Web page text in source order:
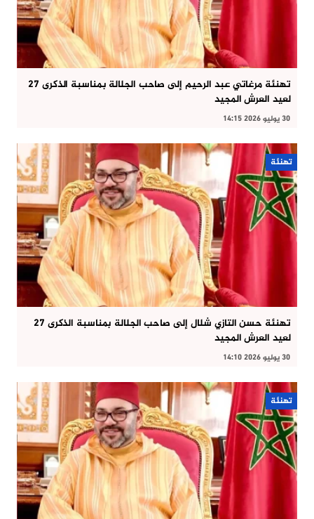
تهنئة مرغاتي عبد الرحيم إلى صاحب الجلالة بمناسبة الذكرى 27
لعيد العرش المجيد
30 يوليو 2026 14:15
تهنئة
تهنئة حسن التازي شلال إلى صاحب الجلالة بمناسبة الذكرى 27
لعيد العرش المجيد
30 يوليو 2026 14:10
تهنئة